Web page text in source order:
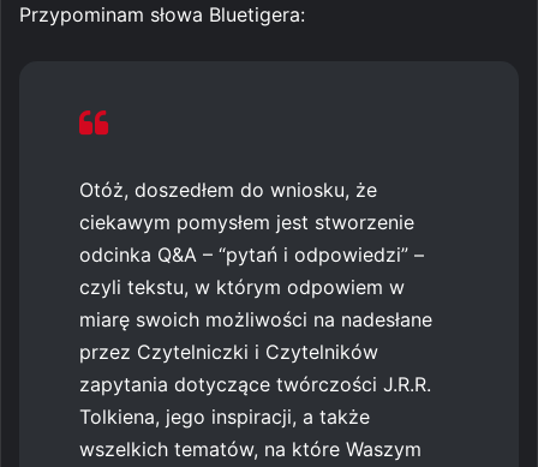
Przypominam słowa Bluetigera:
Otóż, doszedłem do wniosku, że
ciekawym pomysłem jest stworzenie
odcinka Q&A – “pytań i odpowiedzi” –
czyli tekstu, w którym odpowiem w
miarę swoich możliwości na nadesłane
przez Czytelniczki i Czytelników
zapytania dotyczące twórczości J.R.R.
Tolkiena, jego inspiracji, a także
wszelkich tematów, na które Waszym